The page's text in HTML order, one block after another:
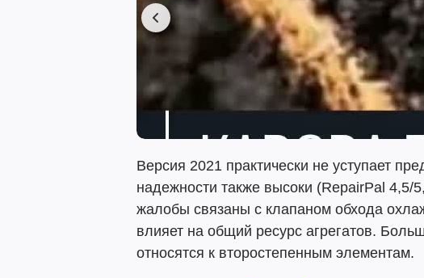
Версия 2021 практически не уступает
надежности также высоки (RepairPal 4,5/
жалобы связаны с клапаном обхода
влияет на общий ресурс агрегатов.
относятся к второстепенным элементам.